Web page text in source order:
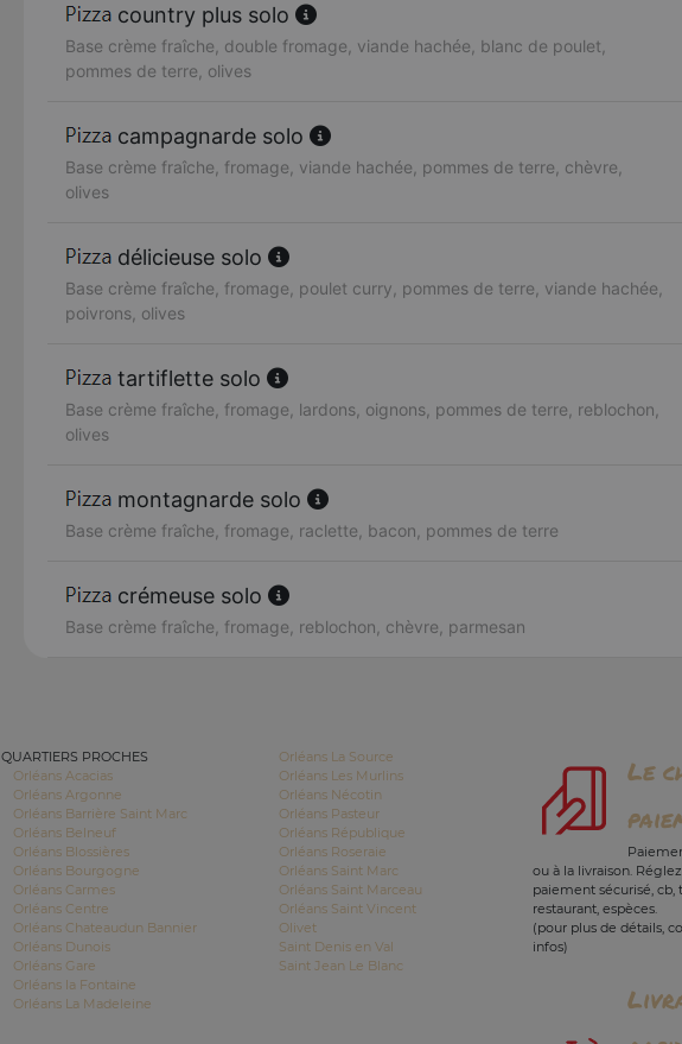
country plus solo
Base crème fraîche, double fromage, viande hachée, blanc de poulet,
pommes de terre, olives
campagnarde solo
Base crème fraîche, fromage, viande hachée, pommes de terre, chèvre,
olives
délicieuse solo
Base crème fraîche, fromage, poulet curry, pommes de terre, viande hachée,
poivrons, olives
tartiflette solo
Base crème fraîche, fromage, lardons, oignons, pommes de terre, reblochon,
olives
montagnarde solo
Base crème fraîche, fromage, raclette, bacon, pommes de terre
crémeuse solo
Base crème fraîche, fromage, reblochon, chèvre, parmesan
QUARTIERS PROCHES
Orléans Acacias
Orléans Argonne
Orléans Barrière Saint Marc
Orléans Belneuf
Orléans Blossières
Orléans Bourgogne
Orléans Carmes
Orléans Centre
Orléans Chateaudun Bannier
Orléans Dunois
Orléans Gare
Orléans la Fontaine
Orléans La Madeleine
Orléans La Source
Orléans Les Murlins
Orléans Nécotin
Orléans Pasteur
Orléans République
Orléans Roseraie
Orléans Saint Marc
Orléans Saint Marceau
Orléans Saint Vincent
Olivet
Saint Denis en Val
Saint Jean Le Blanc
Le
ou à la livraison.
paiement sécurisé, cb,
restaurant, espèces.
(pour plus de détails,
infos)